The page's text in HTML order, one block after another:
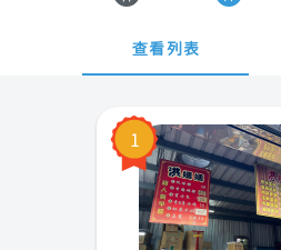
苗栗縣
查看列表
1